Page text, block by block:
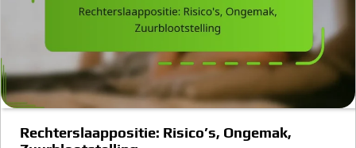
Rechterslaappositie: Risico’s, Ongemak,